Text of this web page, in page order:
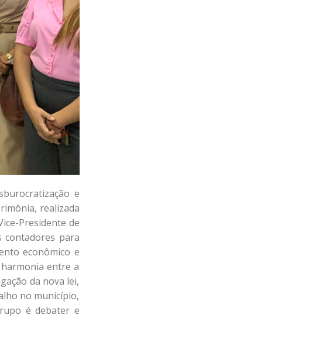
e
realizada
Presidente de
contadores para
econômico e
entre a
da nova lei,
no município,
é debater e